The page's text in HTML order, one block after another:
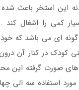
این استخر باعث
کمی را اشغال کند .
ای می باشد که
کودک در کنار آن
صورت گرفته این
استفاده سه الی چهار